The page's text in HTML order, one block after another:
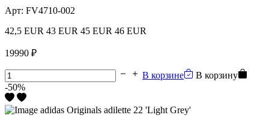
Арт: FV4710-002
42,5 EUR 43 EUR 45 EUR 46 EUR
19990 ₽
В корзине
В корзину
-50%